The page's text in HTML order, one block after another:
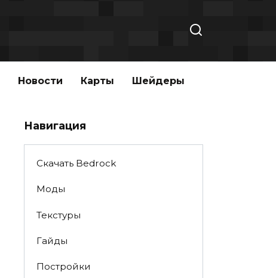
Новости Карты Шейдеры
Навигация
Скачать Bedrock
Моды
Текстуры
Гайды
Постройки